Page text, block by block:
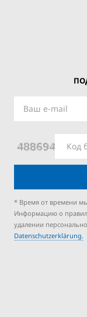
* Время от времени
Информацию о
удалении
Datenschutzerklärung.